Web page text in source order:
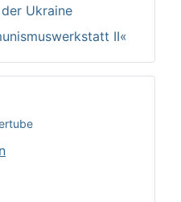
Ukraine
II«